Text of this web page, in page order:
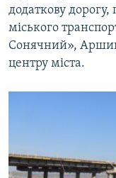
додаткову
міського
Сонячний»,
центру міста.